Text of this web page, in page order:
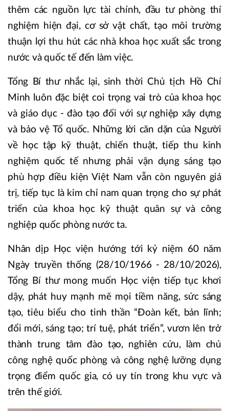
thêm các nguồn lực tài chính, đầu tư phòng thí
nghiệm hiện đại, cơ sở vật chất, tạo môi trường
thuận lợi thu hút các nhà khoa học xuất sắc trong
nước và quốc tế đến làm việc.
Tổng Bí thư nhắc lại, sinh thời Chủ tịch Hồ Chí
Minh luôn đặc biệt coi trọng vai trò của khoa học
và giáo dục - đào tạo đối với sự nghiệp xây dựng
và bảo vệ Tổ quốc. Những lời căn dặn của Người
về học tập kỹ thuật, chiến thuật, tiếp thu kinh
nghiệm quốc tế nhưng phải vận dụng sáng tạo
phù hợp điều kiện Việt Nam vẫn còn nguyên giá
trị, tiếp tục là kim chỉ nam quan trọng cho sự phát
triển của khoa học kỹ thuật quân sự và công
nghiệp quốc phòng nước ta.
Nhân dịp Học viện hướng tới kỷ niệm 60 năm
Ngày truyền thống (28/10/1966 - 28/10/2026),
Tổng Bí thư mong muốn Học viện tiếp tục khơi
dậy, phát huy mạnh mẽ mọi tiềm năng, sức sáng
tạo, tiêu biểu cho tinh thần “Đoàn kết, bản lĩnh;
đổi mới, sáng tạo; trí tuệ, phát triển”, vươn lên trở
thành trung tâm đào tạo, nghiên cứu, làm chủ
công nghệ quốc phòng và công nghệ lưỡng dụng
trọng điểm quốc gia, có uy tín trong khu vực và
trên thế giới.